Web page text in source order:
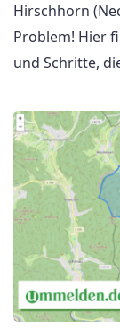
Hirschhorn
Problem! Hier
und Schritte,